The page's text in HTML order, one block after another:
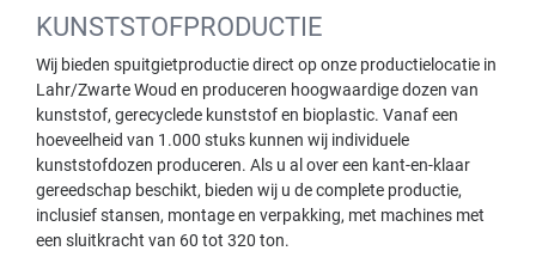
KUNSTSTOFPRODUCTIE
Wij bieden spuitgietproductie direct op onze productielocatie in
Lahr/Zwarte Woud en produceren hoogwaardige dozen van
kunststof, gerecyclede kunststof en bioplastic. Vanaf een
hoeveelheid van 1.000 stuks kunnen wij individuele
kunststofdozen produceren. Als u al over een kant-en-klaar
gereedschap beschikt, bieden wij u de complete productie,
inclusief stansen, montage en verpakking, met machines met
een sluitkracht van 60 tot 320 ton.